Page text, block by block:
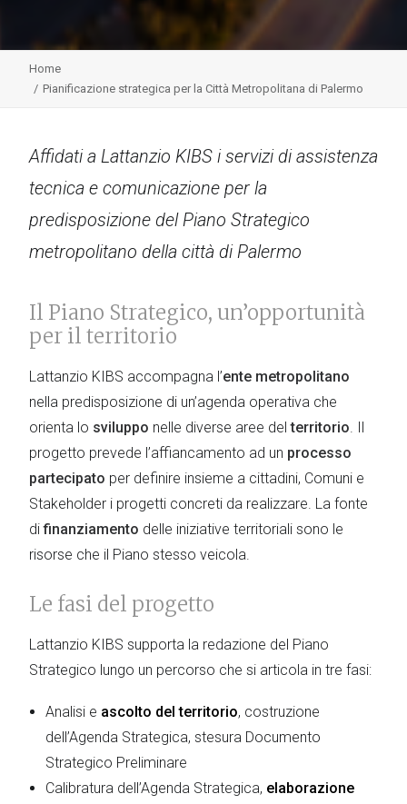
Home
Pianificazione strategica per la Città Metropolitana di Palermo
Affidati a Lattanzio KIBS i servizi di assistenza
tecnica e comunicazione per la
predisposizione del Piano Strategico
metropolitano della città di Palermo
Il Piano Strategico, un’opportunità
per il territorio
Lattanzio KIBS accompagna l’ente metropolitano
nella predisposizione di un’agenda operativa che
orienta lo sviluppo nelle diverse aree delterritorio. Il
progetto prevede l’affiancamento ad un processo
partecipato per definire insieme a cittadini, Comuni e
Stakeholder i progetti concreti da realizzare. La fonte
difinanziamento delle iniziative territoriali sono le
risorse che il Piano stesso veicola.
Le fasi del progetto
Lattanzio KIBS supporta la redazione del Piano
Strategico lungo un percorso che si articola in tre fasi:
Analisi e ascolto del territorio, costruzione
dell’Agenda Strategica, stesura Documento
Strategico Preliminare
Calibratura dell’Agenda Strategica, elaborazione